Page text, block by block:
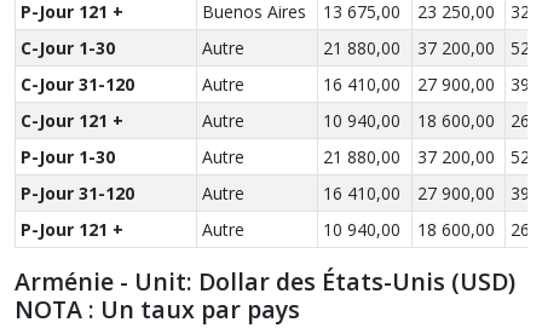
P-Jour 121 +
Buenos Aires 13 675,00 23 250,00
32
C-Jour 1-30
Autre 21 880,00 37 200,00
52
C-Jour 31-120
Autre 16 410,00 27 900,00
39
C-Jour 121 +
Autre 10 940,00 18 600,00
26
P-Jour 1-30
Autre 21 880,00 37 200,00
52
P-Jour 31-120
Autre 16 410,00 27 900,00
39
P-Jour 121 +
Autre 10 940,00 18 600,00 26
Arménie - Unit: Dollar des États-Unis (USD)
NOTA : Un taux par pays